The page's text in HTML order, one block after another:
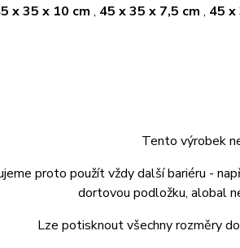
x 35 x 10 cm , 45 x 35 x 7,5 cm , 45 x
Tento výrobek
proto použít vždy další bariéru -
dortovou podložku, alobal
Lze potisknout všechny rozměry